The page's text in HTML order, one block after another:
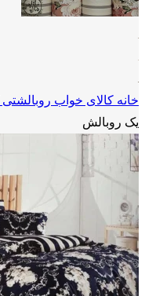
خانه کالای خواب روبالشتی
یک روبالش